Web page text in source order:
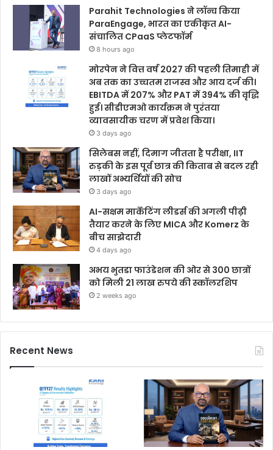
Parahit Technologies ने लॉन्च किया
ParaEngage, भारत का एकीकृत AI-
संचालित CPaaS प्लेटफॉर्म
8 hours ago
मोरपेन ने वित्त वर्ष 2027 की पहली तिमाही में
अब तक का उच्चतम राजस्व और आय दर्ज की।
EBITDA में 207% और PAT में 394% की वृद्धि
हुई। सीडीएमओ कार्यक्रम ने पुरंतया
व्यावसायीक चरण में प्रवेश किया।
3 days ago
सिलेबस नहीं, दिमाग जीतता है परीक्षा, IIT
रुड़की के इस पूर्व छात्र की किताब से बदल रही
लाखों अभ्यर्थियों की सोच
3 days ago
AI-सक्षम मार्केटिंग लीडर्स की अगली पीढ़ी
तैयार करने के लिए MICA और Komerz के
बीच साझेदारी
4 days ago
अभय भुतडा फाउंडेशन की ओर से 300 छात्रों
को मिली 21 लाख रुपये की स्कॉलरशिप
2 weeks ago
Recent News